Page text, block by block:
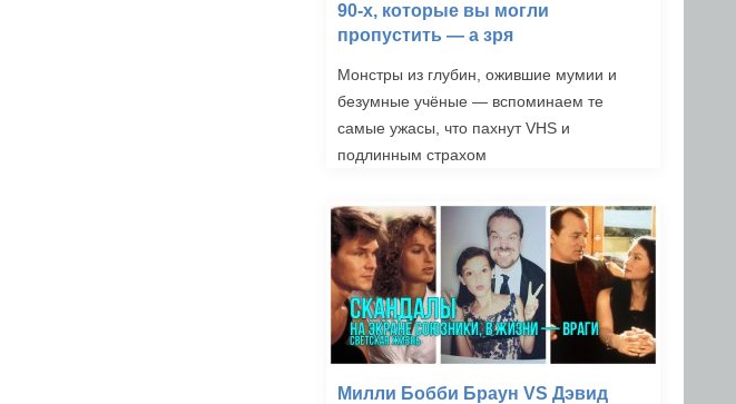
90-х, которые вы могли
пропустить — а зря
Монстры из глубин, ожившие мумии и
безумные учёные — вспоминаем те
самые ужасы, что пахнут VHS и
подлинным страхом
Милли Бобби Браун VS Дэвид